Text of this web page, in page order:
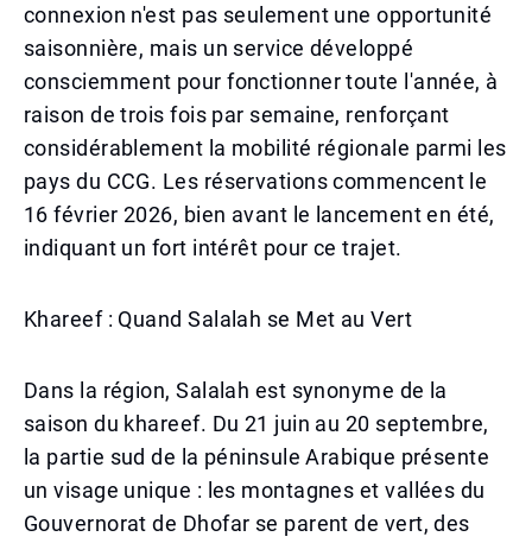
connexion n'est pas seulement une opportunité
saisonnière, mais un service développé
consciemment pour fonctionner toute l'année, à
raison de trois fois par semaine, renforçant
considérablement la mobilité régionale parmi les
pays du CCG. Les réservations commencent le
16 février 2026, bien avant le lancement en été,
indiquant un fort intérêt pour ce trajet.
Khareef : Quand Salalah se Met au Vert
Dans la région, Salalah est synonyme de la
saison du khareef. Du 21 juin au 20 septembre,
la partie sud de la péninsule Arabique présente
un visage unique : les montagnes et vallées du
Gouvernorat de Dhofar se parent de vert, des